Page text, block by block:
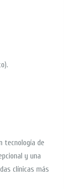
tecnología de
y una
clínicas más